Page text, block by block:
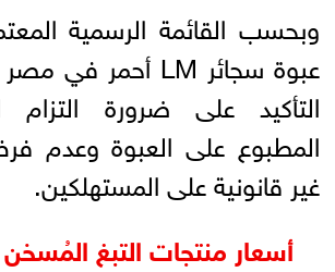
وبحسب القائمة الرسمية
التأكيد على ضرورة التزام
المطبوع على العبوة وعدم
غير قانونية على المستهلكين.
أسعار منتجات التبغ المُسخن